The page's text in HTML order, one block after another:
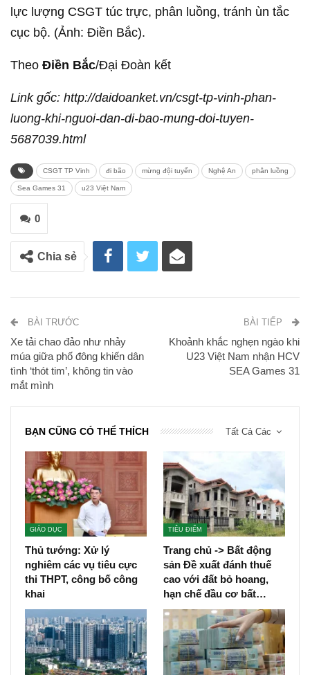
lực lượng CSGT túc trực, phân luồng, tránh ùn tắc
cục bộ. (Ảnh: Điền Bắc).
Theo Điền Bắc/Đại Đoàn kết
Link gốc: http://daidoanket.vn/csgt-tp-vinh-phan-
luong-khi-nguoi-dan-di-bao-mung-doi-tuyen-
5687039.html
CSGT TP Vinh đi bão mừng đội tuyển Nghệ An phân luồng
Sea Games 31 u23 Việt Nam
0
Chia sẻ
BÀI TRƯỚC
Xe tải chao đảo như nhảy
múa giữa phố đông khiến dân
tình ‘thót tim’, không tin vào
mắt mình
BÀI TIẾP
Khoảnh khắc nghẹn ngào khi
U23 Việt Nam nhận HCV
SEA Games 31
Tất Cả Các
BẠN CŨNG CÓ THỂ THÍCH
GIÁO DỤC
Thủ tướng: Xử lý
nghiêm các vụ tiêu cực
thi THPT, công bố công
khai
TIÊU ĐIỂM
Trang chủ -> Bất động
sản Đề xuất đánh thuế
cao với đất bỏ hoang,
hạn chế đầu cơ bất…